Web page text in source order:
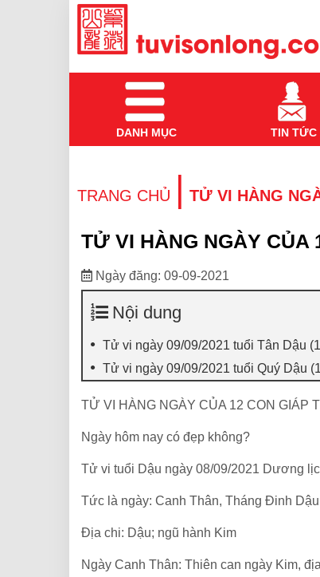
DANH MỤC TIN TỨC
TRANG CHỦ | TỬ VI HÀNG
TỬ VI HÀNG NGÀY CỦA
Ngày đăng: 09-09-2021
Nội dung
Tử vi ngày 09/09/2021 tuổi Tân Dậu
Tử vi ngày 09/09/2021 tuổi Quý Dậu
TỬ VI HÀNG NGÀY CỦA 12 CON GIÁP
Ngày hôm nay có đẹp không?
Tử vi tuổi Dậu ngày 08/09/2021 Dương
Tức là ngày: Canh Thân, Tháng Đinh
Địa chi: Dậu; ngũ hành Kim
Ngày Canh Thân: Thiên can ngày Kim,